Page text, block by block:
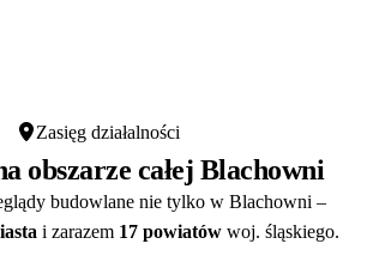
Zasięg działalności
obszarze całej Blachowni
budowlane nie tylko w Blachowni –
i zarazem 17 powiatówwoj. śląskiego.